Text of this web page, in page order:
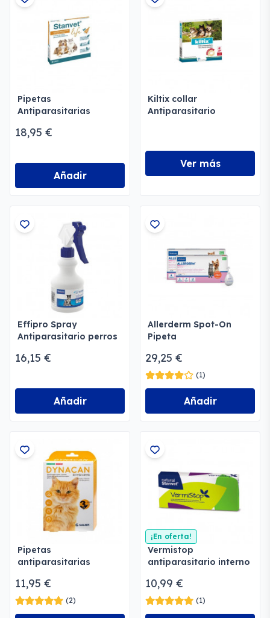
Pipetas
Antiparasitarias
Perros y Gatos
18,95 €
Añadir
Kiltix collar
Antiparasitario
Ver más
Effipro Spray
Antiparasitario perros
16,15 €
Añadir
Allerderm Spot-On
Pipeta
29,25 €
(1)
Añadir
Pipetas
antiparasitarias
hurones
11,95 €
(2)
¡En oferta!
Vermistop
antiparasitario interno
10,99 €
(1)